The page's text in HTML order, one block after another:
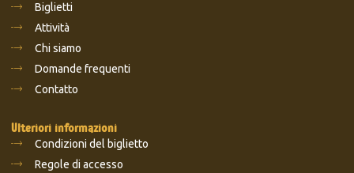
Biglietti
Attività
Chi siamo
Domande frequenti
Contatto
Ulteriori informazioni
Condizioni del biglietto
Regole di accesso